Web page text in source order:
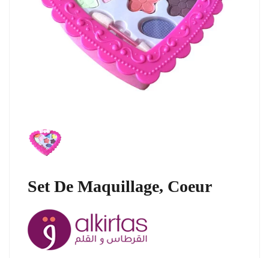
Set De Maquillage, Coeur